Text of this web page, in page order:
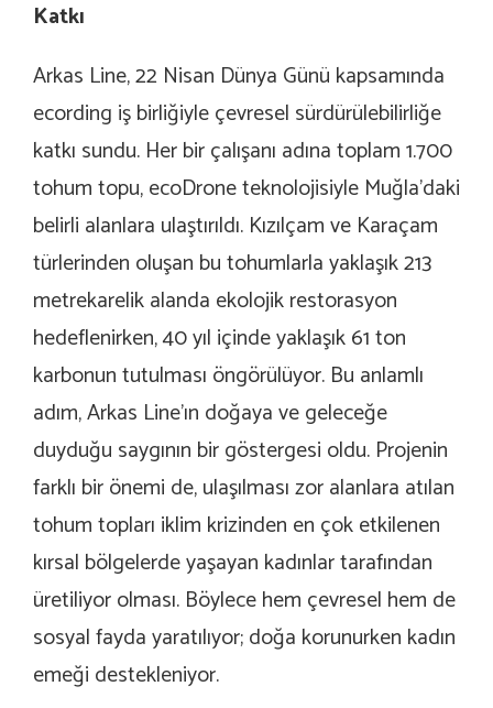
Katkı
Arkas Line, 22 Nisan Dünya Günü kapsamında
ecording iş birliğiyle çevresel sürdürülebilirliğe
katkı sundu. Her bir çalışanı adına toplam 1.700
tohum topu, ecoDrone teknolojisiyle Muğla’daki
belirli alanlara ulaştırıldı. Kızılçam ve Karaçam
türlerinden oluşan bu tohumlarla yaklaşık 213
metrekarelik alanda ekolojik restorasyon
hedeflenirken, 40 yıl içinde yaklaşık 61 ton
karbonun tutulması öngörülüyor. Bu anlamlı
adım, Arkas Line’ın doğaya ve geleceğe
duyduğu saygının bir göstergesi oldu. Projenin
farklı bir önemi de, ulaşılması zor alanlara atılan
tohum topları iklim krizinden en çok etkilenen
kırsal bölgelerde yaşayan kadınlar tarafından
üretiliyor olması. Böylece hem çevresel hem de
sosyal fayda yaratılıyor; doğa korunurken kadın
emeği destekleniyor.